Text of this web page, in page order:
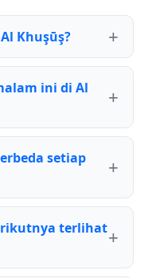
Khuşūş?
ini di Al
setiap
terlihat